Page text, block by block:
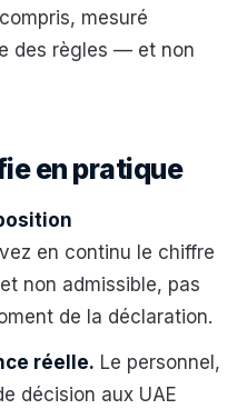
mesuré
des règles — et non
en pratique
en continu le chiffre
non admissible, pas
de la déclaration.
réelle. Le personnel,
décision aux UAE